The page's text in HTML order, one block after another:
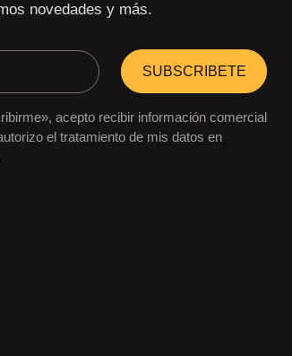
novedades y más.
SUBSCRIBETE
acepto recibir información comercial
el tratamiento de mis datos en